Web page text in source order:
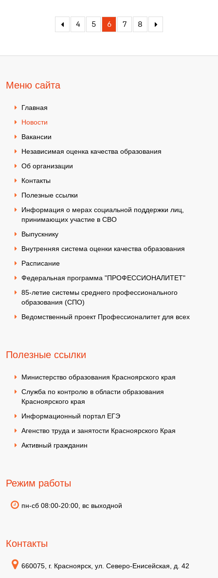
4 5 6 7 8
Меню сайта
Главная
Новости
Вакансии
Независимая оценка качества образования
Об организации
Контакты
Полезные ссылки
Информация о мерах социальной поддержки лиц,
принимающих участие в СВО
Выпускнику
Внутренняя система оценки качества образования
Расписание
Федеральная программа "ПРОФЕССИОНАЛИТЕТ"
85-летие системы среднего профессионального
образования (СПО)
Ведомственный проект Профессионалитет для всех
Полезные ссылки
Министерство образования Красноярского края
Служба по контролю в области образования
Красноярского края
Информационный портал ЕГЭ
Агенство труда и занятости Красноярского Края
Активный гражданин
Режим работы
пн-сб 08:00-20:00, вс выходной
Контакты
660075, г. Красноярск, ул. Северо-Енисейская, д. 42